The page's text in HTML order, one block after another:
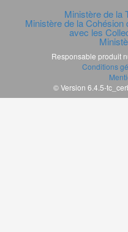
Ministère de la
Ministère de la
avec les
Responsable produit
Conditions
© Version 6.4.5-